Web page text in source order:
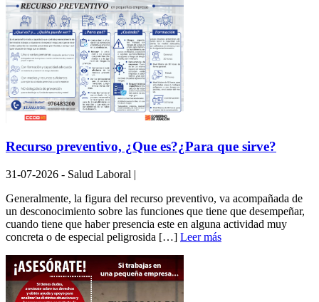
Recurso preventivo, ¿Que es?¿Para que sirve?
31-07-2026 - Salud Laboral |
Generalmente, la figura del recurso preventivo, va acompañada de
un desconocimiento sobre las funciones que tiene que desempeñar,
cuando tiene que haber presencia este en alguna actividad muy
concreta o de especial peligrosida […] Leer más